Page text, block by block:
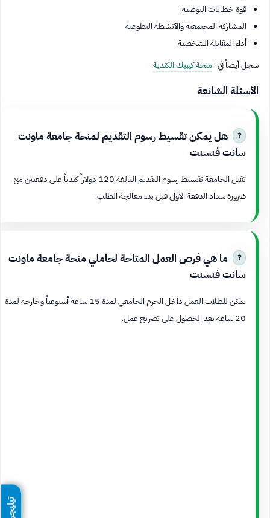
قوة خطابات التوصية
المشاركة المجتمعية والأنشطة التطوعية
أداء المقابلة الشخصية
سجل أيضاً في :منحة كيبيك الكندية
الأسئلة الشائعة
هل يمكن تقسيط رسوم التقديم لمنحة جامعة ماونت
سانت فنسنت
تقبل الجامعة تقسيط رسوم التقديم البالغة 120 دولاراً كندياً على دفعتين مع
ضرورة سداد الدفعة الأولى قبل بدء معالجة الطلب.
ما هي فرص العمل المتاحة لحاملي منحة جامعة ماونت
سانت فنسنت
يمكن للطلاب العمل داخل الحرم الجامعي لمدة 15 ساعة أسبوعياً وخارجه لمدة
20 ساعة بعد الحصول على تصريح عمل.